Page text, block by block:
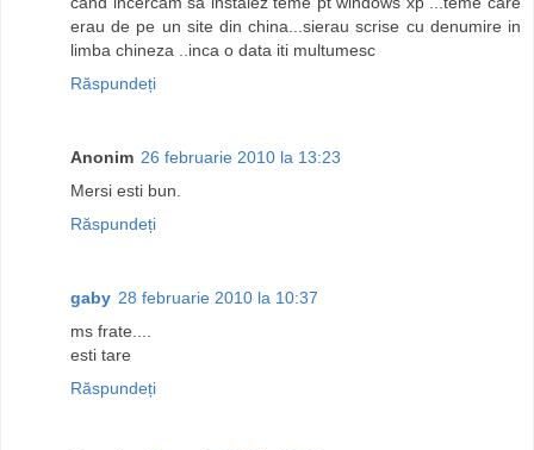
erau de pe un site din china...sierau scrise cu denumire in
limba chineza ..inca o data iti multumesc
Răspundeți
Anonim 26 februarie 2010 la 13:23
Mersi esti bun.
Răspundeți
gaby 28 februarie 2010 la 10:37
ms frate....
esti tare
Răspundeți